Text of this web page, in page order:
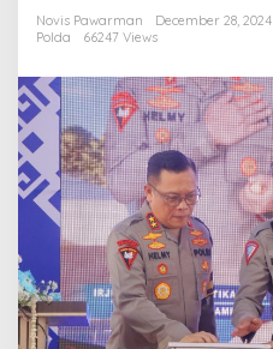
Novis Pawarman
December 28, 2024
Polda
66247 Views